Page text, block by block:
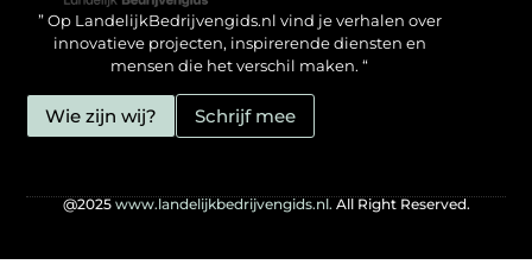
” Op LandelijkBedrijvengids.nl vind je verhalen over
innovatieve projecten, inspirerende diensten en
mensen die het verschil maken. “
Wie zijn wij? Schrijf mee
@2025www.landelijkbedrijvengids.nl.All Right Reserved.